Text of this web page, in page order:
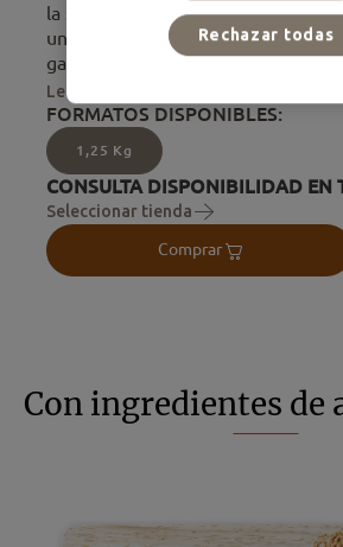
la salud de tu perro, y una buena
una buena alimentación. Ultima
gama de alta nutrición e...
Leer más
FORMATOS DISPONIBLES:
1,25 Kg
CONSULTA DISPONIBILIDAD EN
Seleccionar tienda
Comprar
Con ingredientes de
Rechazar todas